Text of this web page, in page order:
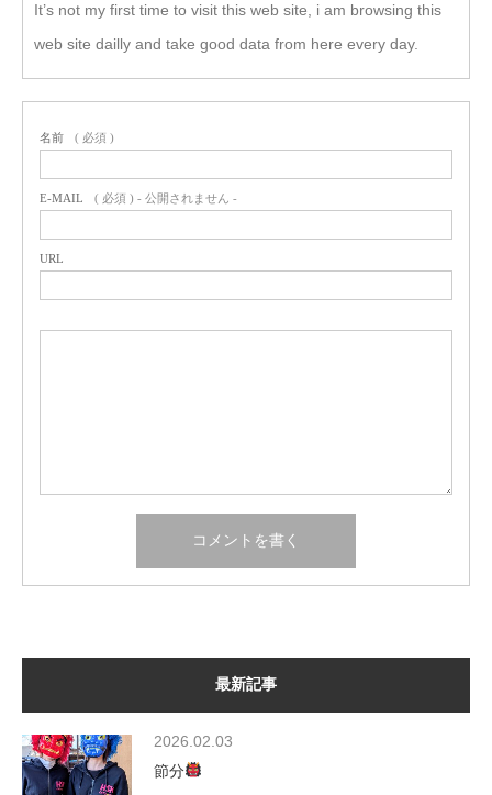
It’s not my first time to visit this web site, i am browsing this
web site dailly and take good data from here every day.
名前 ( 必須 )
E-MAIL ( 必須 ) - 公開されません -
URL
最新記事
2026.02.03
節分